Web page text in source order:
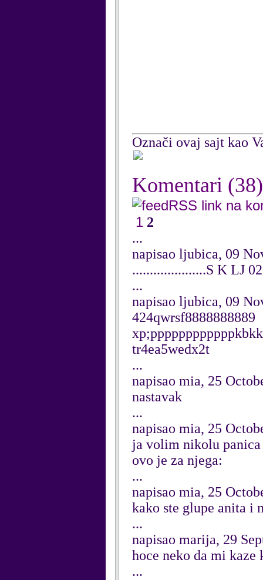
Označi ovaj sajt kao
Komentari (38)
RSS link na
1 2
...
napisao ljubica, 09
.....................S K LJ
...
napisao ljubica, 09
424qwrsf8888888889
tr4ea5wedx2t
...
napisao mia, 25
nastavak
...
napisao mia, 25
ja volim nikolu panica
ovo je za njega:
...
napisao mia, 25
kako ste glupe anita i
...
napisao marija, 29
hoce neko da mi kaze
...